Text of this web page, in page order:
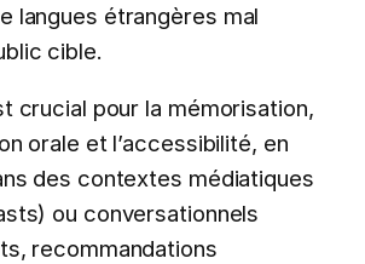
langues étrangères mal
cible.
crucial pour la mémorisation,
orale et l’accessibilité, en
des contextes médiatiques
ou conversationnels
recommandations